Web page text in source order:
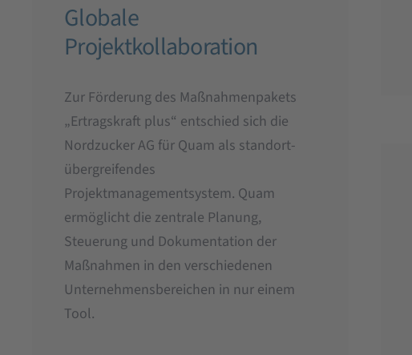
Globale
Projektkollaboration
Zur Förderung des Maßnahmenpakets
„Ertragskraft plus“ entschied sich die
Nordzucker AG für Quam als standort-
übergreifendes
Projektmanagementsystem. Quam
ermöglicht die zentrale Planung,
Steuerung und Dokumentation der
Maßnahmen in den verschiedenen
Unternehmensbereichen in nur einem
Tool.